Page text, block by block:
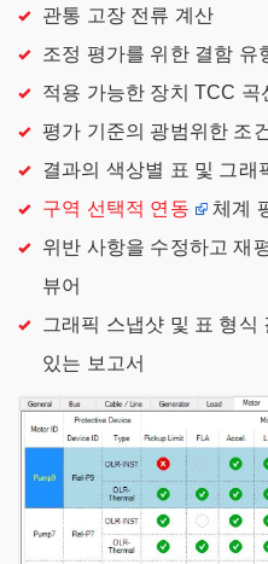
관통 고장 전류 계산
조정 평가를 위한 결함 유
적용 가능한 장치 TCC 곡
평가 기준의 광범위한 조
결과의 색상별 표 및 그래
구역 선택적 연동
체계
위반 사항을 수정하고 재
뷰어
그래픽 스냅샷 및 표 형식
있는 보고서